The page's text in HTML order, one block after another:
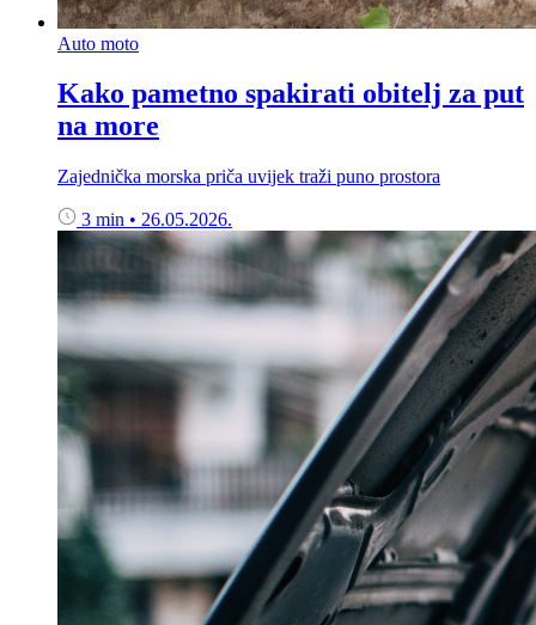
Auto moto
Kako pametno spakirati obitelj za put
na more
Zajednička morska priča uvijek traži puno prostora
3 min • 26.05.2026.